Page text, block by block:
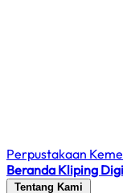
Perpustakaan
Beranda Kliping
Tentang Kami